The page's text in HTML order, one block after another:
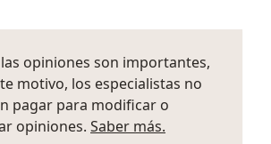
opiniones son importantes,
motivo, los especialistas no
pagar para modificar o
opiniones. Saber más.